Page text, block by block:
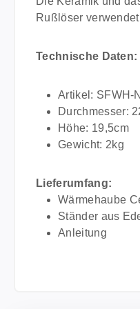
Rußlöser
Technische Daten:
Artikel: SFWH-
Durchmesser:
Höhe: 19,5cm
Gewicht: 2kg
Lieferumfang:
Wärmehaube
Ständer aus
Anleitung